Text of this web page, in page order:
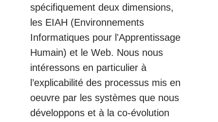
spécifiquement deux dimensions,
les EIAH (Environnements
Informatiques pour l'Apprentissage
Humain) et le Web. Nous nous
intéressons en particulier à
l’explicabilité des processus mis en
oeuvre par les systèmes que nous
développons et à la co-évolution